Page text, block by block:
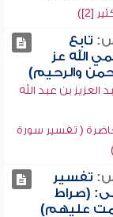
[2])
تابع
الله عز
والرحيم)
العزيز بن عبد الله
( تفسير سورة
تفسير
(صراط
عليهم)